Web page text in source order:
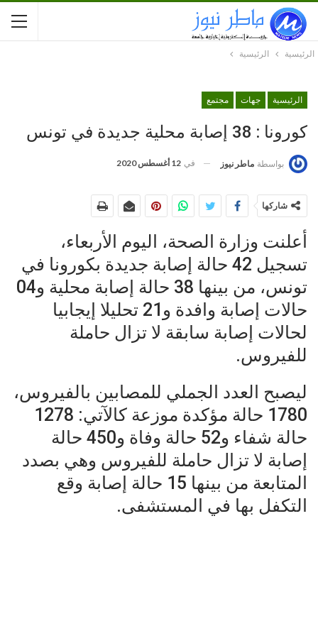
الرئيسية الرئيسية
الرئيسية جهات مجتمع
كورونا : 38 إصابة محلية جديدة في تونس
بواسطة ماطر نيوز في 12 أغسطس 2020
شاركها
أعلنت وزارة الصحة، اليوم الأربعاء،
تسجيل 42 حالة إصابة جديدة بكورونا في
تونس، من بينها 38 حالة إصابة محلية و04
حالات إصابة وافدة و21 تحليلا إيجابيا
لحالات إصابة سابقة لا تزال حاملة
للفيروس.
ليصبح العدد الجملي للمصابين بالفيروس،
1780 حالة مؤكدة موزعة كالآتي: 1278
حالة شفاء و52 حالة وفاة و450 حالة
إصابة لا تزال حاملة للفيروس وهي بصدد
المتابعة من بينها 15 حالة إصابة وقع
التكفل بها في المستشفى.